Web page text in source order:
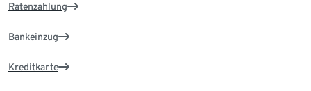
Ratenzahlung
Bankeinzug
Kreditkarte